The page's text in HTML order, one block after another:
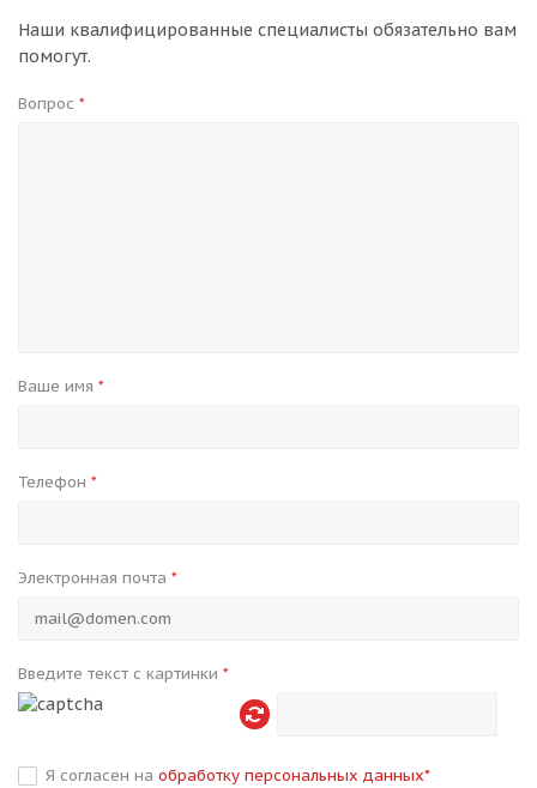
Наши квалифицированные специалисты обязательно вам
помогут.
Вопрос *
Ваше имя *
Телефон *
Электронная почта *
Введите текст с картинки *
Я согласен на обработку персональных данных*